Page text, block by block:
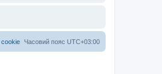
Часовий пояс UTC+03:00